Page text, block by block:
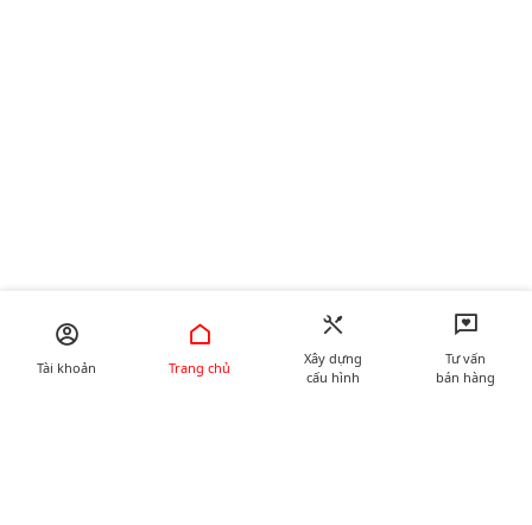
Tài khoản Trang chủ
Xây dựng
cấu hình
Tư vấn
bán hàng